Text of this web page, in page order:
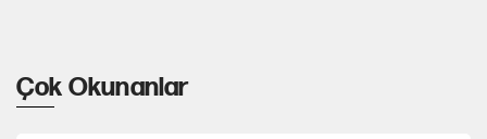
Çok Okunanlar